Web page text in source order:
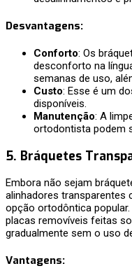
Desvantagens:
Conforto: Os
desconforto na
semanas de uso,
Custo: Esse é um
disponíveis.
Manutenção: A
ortodontista podem
5. Bráquetes
Embora não sejam
alinhadores transparentes
opção ortodôntica
placas removíveis feitas
gradualmente sem o uso
Vantagens: